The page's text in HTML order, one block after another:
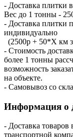
- Доставка плитки
Вес до 1 тонны -
- Доставка плитки
индивидуально
(2500р + 50*X
- Стоимость
более 1 тонны
возможность
на объекте.
- Самовывоз со
Информация о
- Доставка
транспортной